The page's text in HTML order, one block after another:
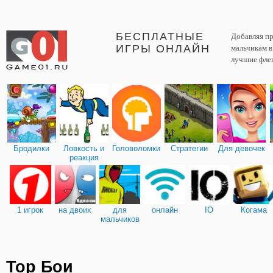
БЕСПЛАТНЫЕ
ИГРЫ ОНЛАЙН
Добавляя
мальчикам
лучшие
Бродилки
Ловкость и
реакция
Головоломки Стратегии Для девочек
1 игрок на двоих
для
мальчиков
онлайн IO Когама
Тор Бои